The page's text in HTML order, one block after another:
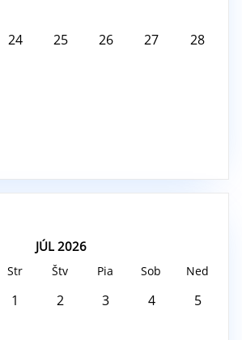
24 25 26 27 28
JÚL 2026
Str Štv Pia Sob Ned
1 2 3 4 5